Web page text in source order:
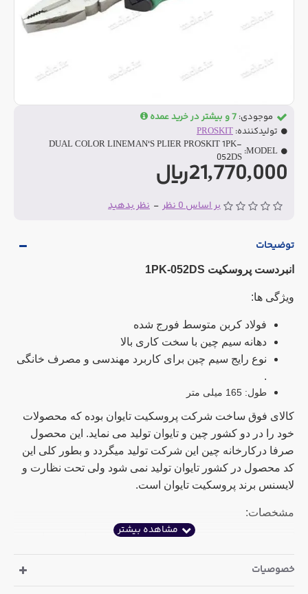
بر اساس 0 نظر - نظر بدهید
21,770,000ریال
موجودی: 7 و بیشتر در خرید عمده
تولیدکننده: PROSKIT
MODEL:
DUAL COLOR LINEMAN'S PLIER PROSKIT 1PK-
052DS
توضیحات
انبردست پروسکیت 1PK-052DS
ویژگی ها:
فولاد کربن متوسط فورج شده
دهانه سیم چین با سخت کاری بالا
نوع رایج سیم چین برای کاربرد مهندسی و مصرف خانگی
.
طول: 165 میلی متر
کالای فوق ساخت شرکت پروسکیت تایوان بوده که محصولات
خود را در دو کشور چین و تایوان تولید می نماید. این محصول
صرفا درکارخانه چین این شرکت تولید میگردد و بطور کلی این
کد محصول در کشور تایوان تولید نمی شود ولی تحت نظارت و
لایسنس برند پروسکیت تایوان است.
مشخصات:
خصوصیات